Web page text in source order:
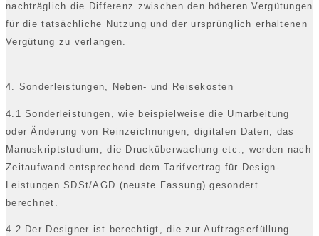
nachträglich die Differenz zwischen den höheren Vergütungen
für die tatsächliche Nutzung und der ursprünglich erhaltenen
Vergütung zu verlangen.
4. Sonderleistungen, Neben- und Reisekosten
4.1 Sonderleistungen, wie beispielweise die Umarbeitung
oder Änderung von Reinzeichnungen, digitalen Daten, das
Manuskriptstudium, die Drucküberwachung etc., werden nach
Zeitaufwand entsprechend dem Tarifvertrag für Design-
Leistungen SDSt/AGD (neuste Fassung) gesondert
berechnet.
4.2 Der Designer ist berechtigt, die zur Auftragserfüllung